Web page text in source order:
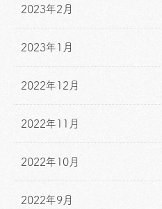
2023年2月
2023年1月
2022年12月
2022年11月
2022年10月
2022年9月